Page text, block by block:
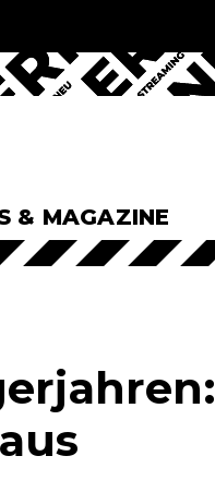
& MAGAZINE